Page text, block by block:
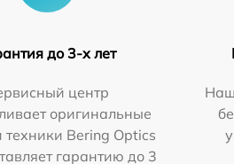
до 3-х лет
центр
оригинальные
техники Bering Optics
гарантию до 3
Наш